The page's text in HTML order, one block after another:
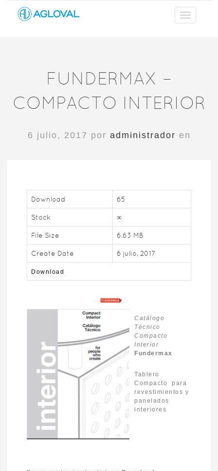
FUNDERMAX –
COMPACTO INTERIOR
6 julio, 2017 por administrador en
Download 65
Stock ∞
File Size 6.63 MB
Create Date 6 julio, 2017
Download
Catálogo
Técnico
Compacto
Interior
Fundermax
Tablero
Compacto para
revestimientos y
panelados
interiores